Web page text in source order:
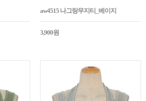
aw4515 나그랑무지티_베이지
3,900원